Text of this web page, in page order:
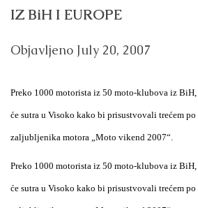
IZ BiH I EUROPE
Objavljeno July 20, 2007
Preko 1000 motorista iz 50 moto-klubova iz
će sutra u Visoko kako bi prisustvovali trećem
zaljubljenika motora „Moto vikend 2007“.
Preko 1000 motorista iz 50 moto-klubova iz
će sutra u Visoko kako bi prisustvovali trećem